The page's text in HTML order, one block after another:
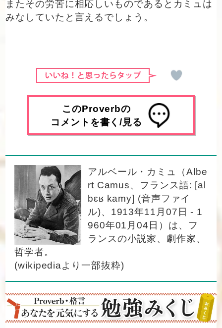
またその労苦に相応しいものであるとカミュは
みなしていたと言えるでしょう。
このProverbの
コメントを書く/見る
アルベール・カミュ（Albe
rt Camus、フランス語: [al
bɛʁ kamy] (音声ファイ
ル)、1913年11月07日 - 1
960年01月04日）は、フ
ランスの小説家、劇作家、
哲学者。
(wikipediaより一部抜粋)